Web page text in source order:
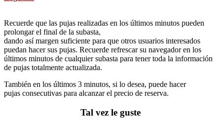
Recuerde que las pujas realizadas en los últimos minutos pueden
prolongar el final de la subasta,
dando así margen suficiente para que otros usuarios interesados
puedan hacer sus pujas. Recuerde refrescar su navegador en los
últimos minutos de cualquier subasta para tener toda la información
de pujas totalmente actualizada.
También en los últimos 3 minutos, si lo desea, puede hacer
pujas consecutivas para alcanzar el precio de reserva.
Tal vez le guste